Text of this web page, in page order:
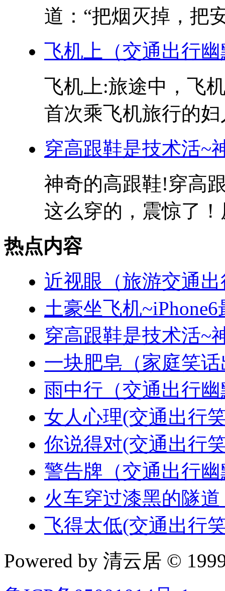
道：“把烟灭掉，把
飞机上（交通出行
飞机上:旅途中，飞
首次乘飞机旅行的
穿高跟鞋是技术活~
神奇的高跟鞋!穿高
这么穿的，震惊了
热点内容
近视眼（旅游交通
土豪坐飞机
穿高跟鞋是技术活~
一块肥皂（家庭笑
雨中行（交通出行
女人心理(交通出行
你说得对(交通出行
警告牌（交通出行
火车穿过漆黑的隧
飞得太低(交通出行
Powered by 清云居 ©